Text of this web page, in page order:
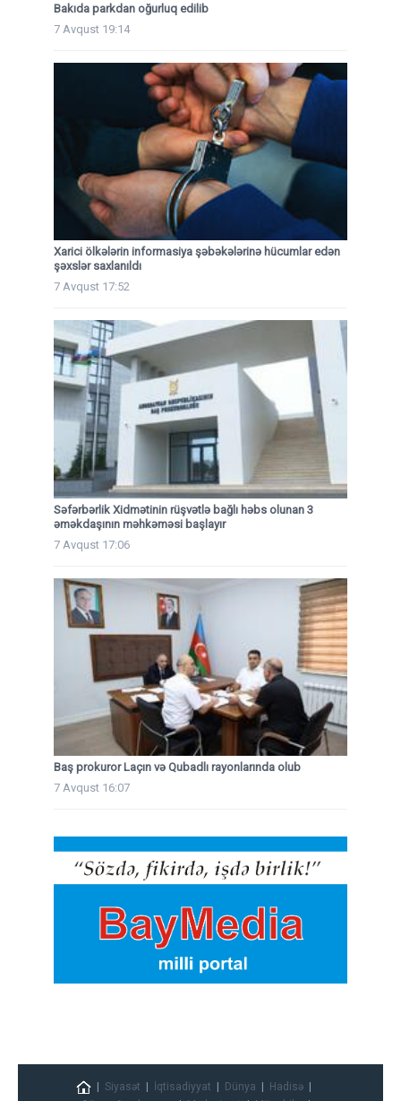
Bakıda parkdan oğurluq edilib
7 Avqust 19:14
Xarici ölkələrin informasiya şəbəkələrinə hücumlar edən
şəxslər saxlanıldı
7 Avqust 17:52
Səfərbərlik Xidmətinin rüşvətlə bağlı həbs olunan 3
əməkdaşının məhkəməsi başlayır
7 Avqust 17:06
Baş prokuror Laçın və Qubadlı rayonlarında olub
7 Avqust 16:07
Siyasət İqtisadiyyat Dünya
Hadisə